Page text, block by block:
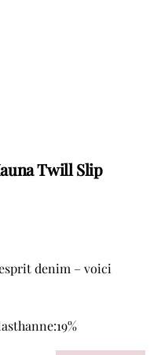
Twill Slip
denim – voici